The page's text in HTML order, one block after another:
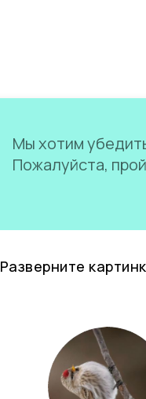
Мы хотим
Пожалуйста,
Разверните